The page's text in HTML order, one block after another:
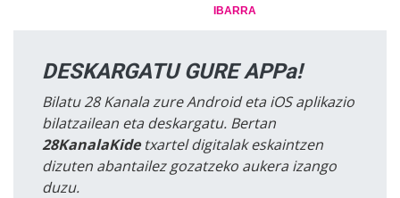
IBARRA
DESKARGATU GURE APPa!
Bilatu 28 Kanala zure Android eta iOS aplikazio
bilatzailean eta deskargatu. Bertan
28KanalaKidetxartel digitalak eskaintzen
dizuten abantailez gozatzeko aukera izango
duzu.